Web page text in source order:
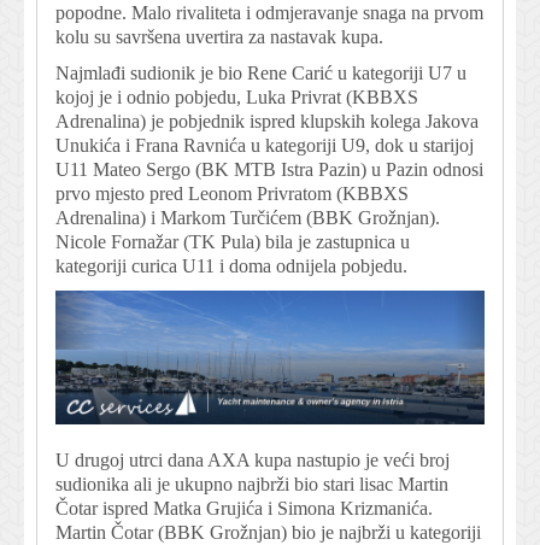
popodne. Malo rivaliteta i odmjeravanje snaga na prvom
kolu su savršena uvertira za nastavak kupa.
Najmlađi sudionik je bio Rene Carić u kategoriji U7 u
kojoj je i odnio pobjedu, Luka Privrat (KBBXS
Adrenalina) je pobjednik ispred klupskih kolega Jakova
Unukića i Frana Ravnića u kategoriji U9, dok u starijoj
U11 Mateo Sergo (BK MTB Istra Pazin) u Pazin odnosi
prvo mjesto pred Leonom Privratom (KBBXS
Adrenalina) i Markom Turčićem (BBK Grožnjan).
Nicole Fornažar (TK Pula) bila je zastupnica u
kategoriji curica U11 i doma odnijela pobjedu.
U drugoj utrci dana AXA kupa nastupio je veći broj
sudionika ali je ukupno najbrži bio stari lisac Martin
Čotar ispred Matka Grujića i Simona Krizmanića.
Martin Čotar (BBK Grožnjan) bio je najbrži u kategoriji